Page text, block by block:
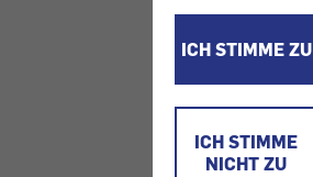
ICH STIMME ZU
ICH STIMME
NICHT ZU